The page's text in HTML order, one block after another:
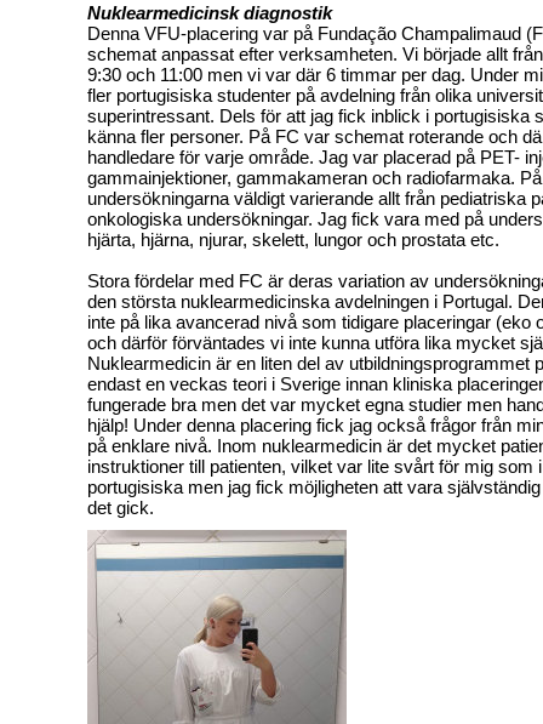
Nuklearmedicinsk diagnostik
Denna VFU-placering var på Fundação Champalimaud
schemat anpassat efter verksamheten. Vi började allt
9:30 och 11:00 men vi var där 6 timmar per dag. Under
fler portugisiska studenter på avdelning från olika
superintressant. Dels för att jag fick inblick i portugisiska
känna fler personer. På FC var schemat roterande och
handledare för varje område. Jag var placerad på PET-
gammainjektioner, gammakameran och radiofarmaka.
undersökningarna väldigt varierande allt från pediatriska
onkologiska undersökningar. Jag fick vara med på
hjärta, hjärna, njurar, skelett, lungor och prostata etc.
Stora fördelar med FC är deras variation av
den största nuklearmedicinska avdelningen i Portugal.
inte på lika avancerad nivå som tidigare placeringar (eko
och därför förväntades vi inte kunna utföra lika mycket
Nuklearmedicin är en liten del av utbildningsprogrammet
endast en veckas teori i Sverige innan kliniska
fungerade bra men det var mycket egna studier men
hjälp! Under denna placering fick jag också frågor från
på enklare nivå. Inom nuklearmedicin är det mycket
instruktioner till patienten, vilket var lite svårt för mig som
portugisiska men jag fick möjligheten att vara
det gick.